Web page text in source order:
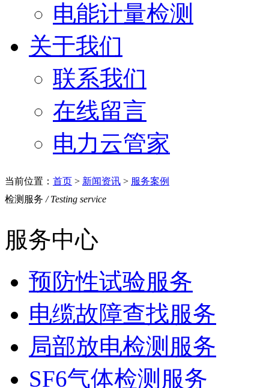
电能计量检测
关于我们
联系我们
在线留言
电力云管家
当前位置： 首页 > 新闻资讯 > 服务案例
检测服务 / Testing service
服务中心
预防性试验服务
电缆故障查找服务
局部放电检测服务
SF6气体检测服务